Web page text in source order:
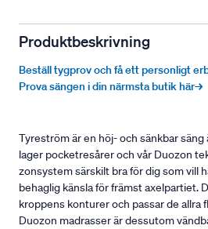
Produktbeskrivning
Beställ tygprov och få ett personligt
Prova sängen i din närmsta butik här→
Tyreström är en höj- och sänkbar
lager pocketresårer och vår Duozon
zonsystem särskilt bra för dig som vill
behaglig känsla för främst axelpartiet.
kroppens konturer och passar de allra
Duozon madrasser är dessutom